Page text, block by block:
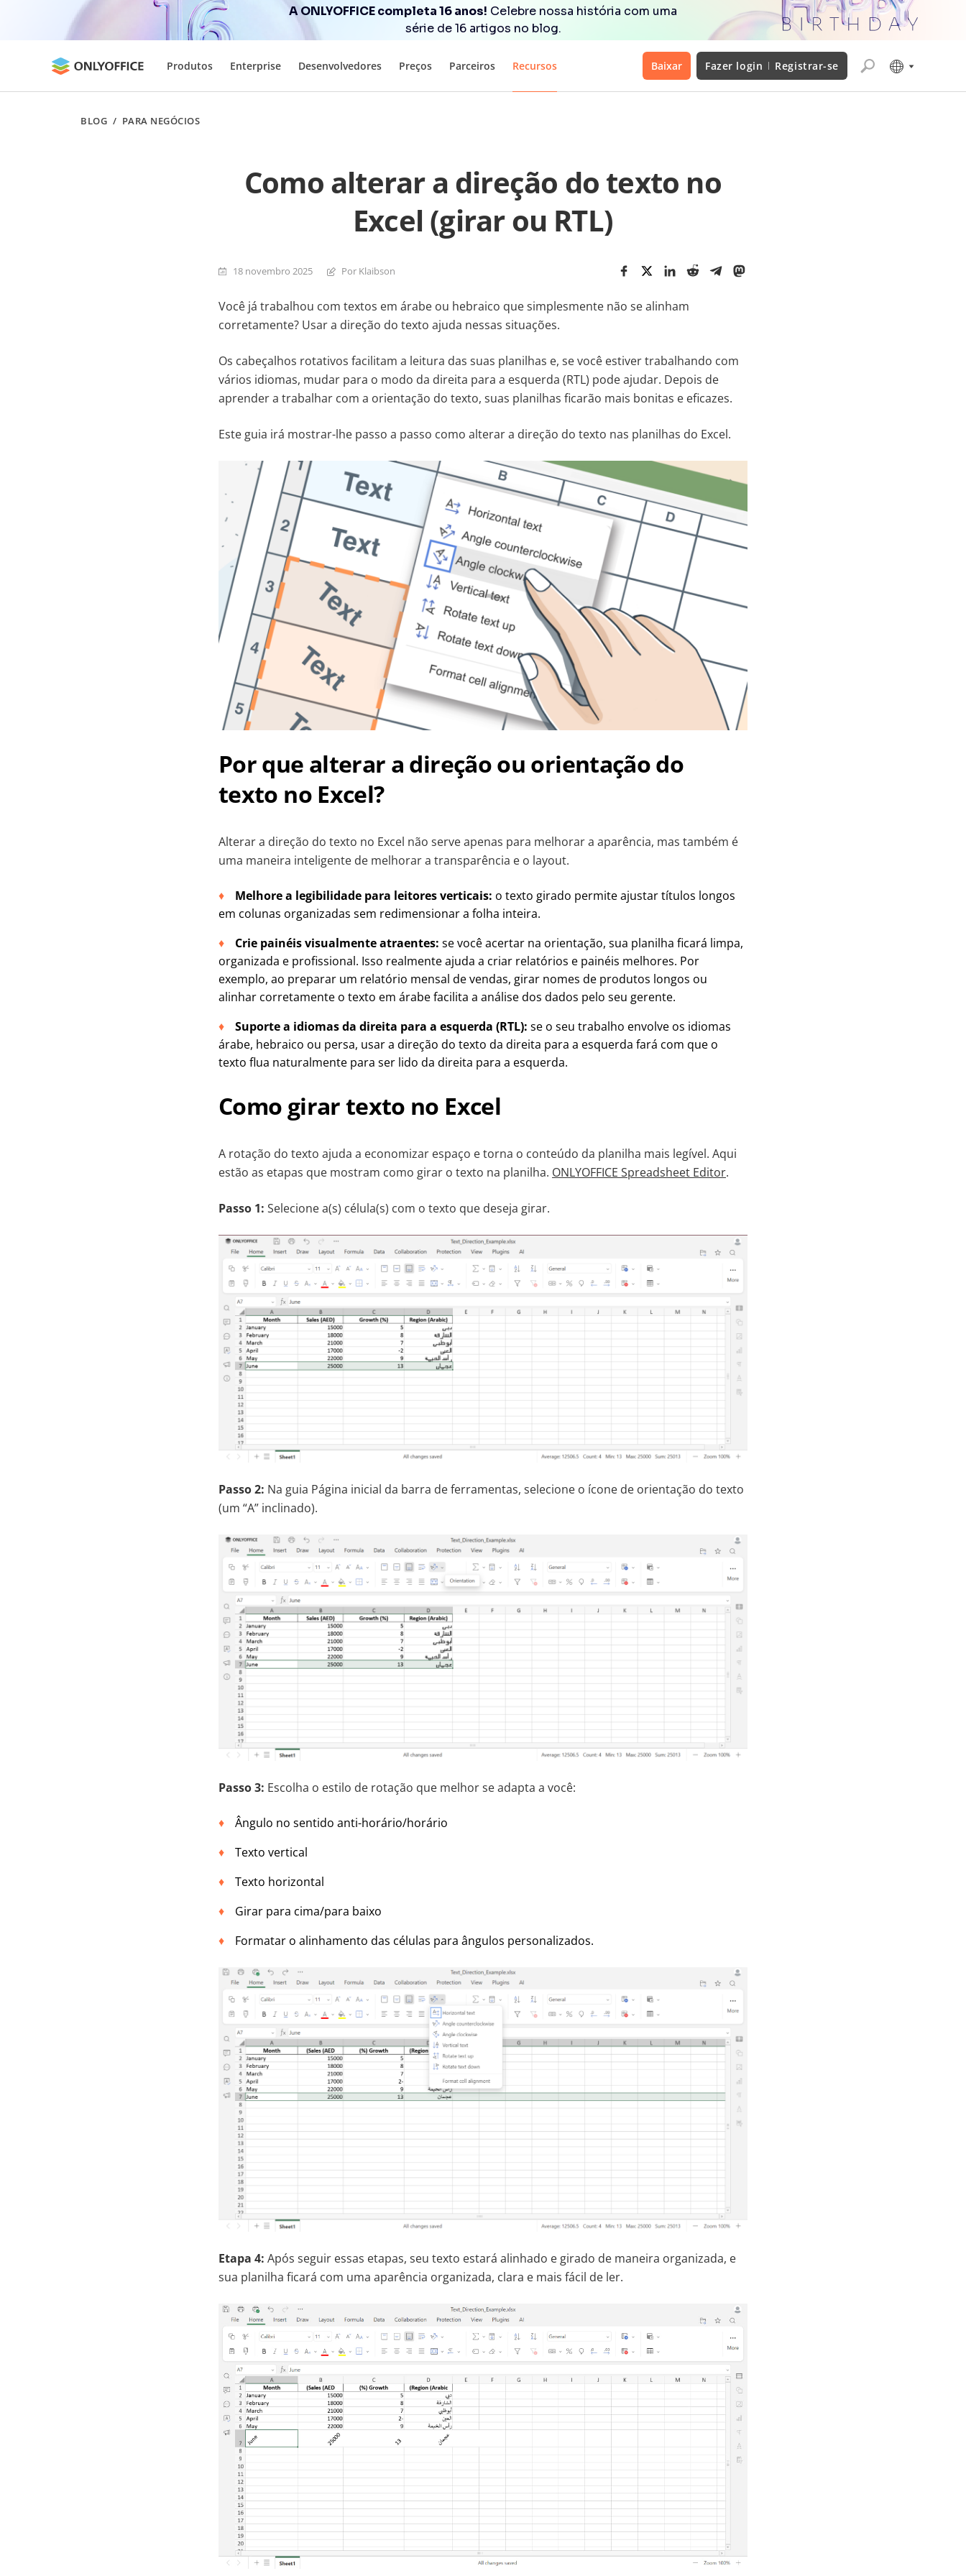
A ONLYOFFICE completa 16 anos! Celebre nossa história com uma
série de 16 artigos no blog.
Produtos Enterprise Desenvolvedores Preços Parceiros Recursos Baixar Fazer login Registrar-se
BLOG / PARA NEGÓCIOS
Como alterar a direção do texto no
Excel (girar ou RTL)
18 novembro 2025 Por Klaibson
Você já trabalhou com textos em árabe ou hebraico que simplesmente não se alinham
corretamente? Usar a direção do texto ajuda nessas situações.
Os cabeçalhos rotativos facilitam a leitura das suas planilhas e, se você estiver trabalhando com
vários idiomas, mudar para o modo da direita para a esquerda (RTL) pode ajudar. Depois de
aprender a trabalhar com a orientação do texto, suas planilhas ficarão mais bonitas e eficazes.
Este guia irá mostrar-lhe passo a passo como alterar a direção do texto nas planilhas do Excel.
Por que alterar a direção ou orientação do
texto no Excel?
Alterar a direção do texto no Excel não serve apenas para melhorar a aparência, mas também é
uma maneira inteligente de melhorar a transparência e o layout.
Melhore a legibilidade para leitores verticais: o texto girado permite ajustar títulos longos
em colunas organizadas sem redimensionar a folha inteira.
Crie painéis visualmente atraentes: se você acertar na orientação, sua planilha ficará limpa,
organizada e profissional. Isso realmente ajuda a criar relatórios e painéis melhores. Por
exemplo, ao preparar um relatório mensal de vendas, girar nomes de produtos longos ou
alinhar corretamente o texto em árabe facilita a análise dos dados pelo seu gerente.
Suporte a idiomas da direita para a esquerda (RTL): se o seu trabalho envolve os idiomas
árabe, hebraico ou persa, usar a direção do texto da direita para a esquerda fará com que o
texto flua naturalmente para ser lido da direita para a esquerda.
Como girar texto no Excel
A rotação do texto ajuda a economizar espaço e torna o conteúdo da planilha mais legível. Aqui
estão as etapas que mostram como girar o texto na planilha. ONLYOFFICE Spreadsheet Editor.
Passo 1: Selecione a(s) célula(s) com o texto que deseja girar.
Passo 2: Na guia Página inicial da barra de ferramentas, selecione o ícone de orientação do texto
(um “A” inclinado).
Passo 3: Escolha o estilo de rotação que melhor se adapta a você:
Ângulo no sentido anti-horário/horário
Texto vertical
Texto horizontal
Girar para cima/para baixo
Formatar o alinhamento das células para ângulos personalizados.
Etapa 4: Após seguir essas etapas, seu texto estará alinhado e girado de maneira organizada, e
sua planilha ficará com uma aparência organizada, clara e mais fácil de ler.